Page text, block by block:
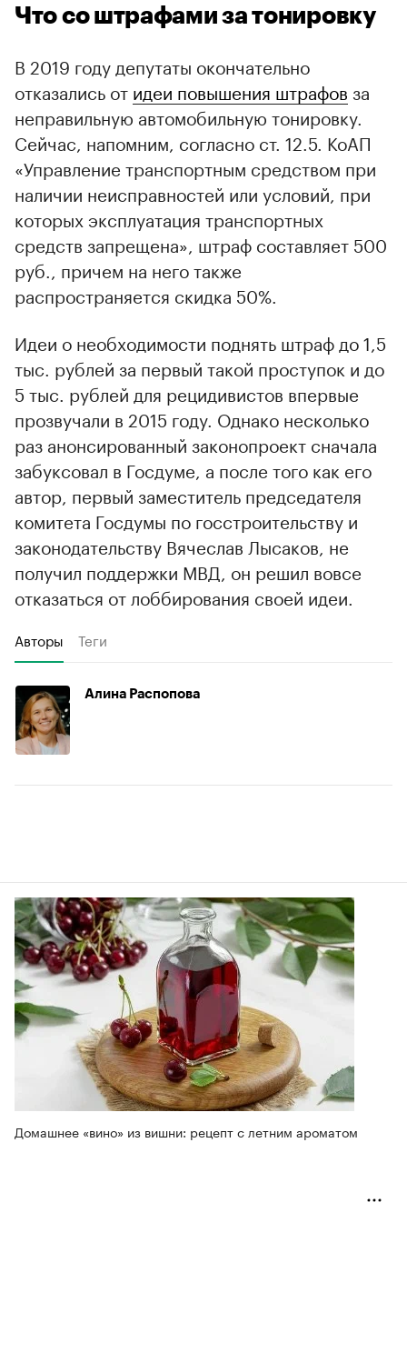
Что со штрафами за тонировку
В 2019 году депутаты окончательно
отказались от идеи повышения штрафов за
неправильную автомобильную тонировку.
Сейчас, напомним, согласно ст. 12.5. КоАП
«Управление транспортным средством при
наличии неисправностей или условий, при
которых эксплуатация транспортных
средств запрещена», штраф составляет 500
руб., причем на него также
распространяется скидка 50%.
Идеи о необходимости поднять штраф до 1,5
тыс. рублей за первый такой проступок и до
5 тыс. рублей для рецидивистов впервые
прозвучали в 2015 году. Однако несколько
раз анонсированный законопроект сначала
забуксовал в Госдуме, а после того как его
автор, первый заместитель председателя
комитета Госдумы по госстроительству и
законодательству Вячеслав Лысаков, не
получил поддержки МВД, он решил вовсе
отказаться от лоббирования своей идеи.
Авторы Теги
Алина Распопова
Домашнее «вино» из вишни: рецепт с летним ароматом